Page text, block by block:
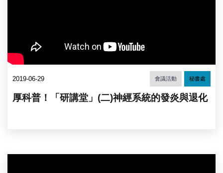
2019-06-29 會議活動 秘書處
厚科普！「研講堂」(二)神經系統的發炎與退化